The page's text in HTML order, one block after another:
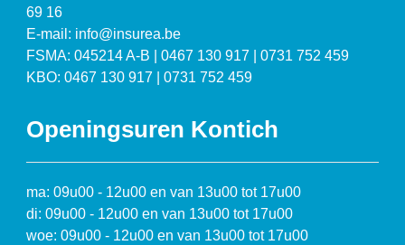
69 16
E-mail: info@insurea.be
FSMA: 045214 A-B | 0467 130 917 | 0731 752 459
KBO: 0467 130 917 | 0731 752 459
Openingsuren Kontich
ma: 09u00 - 12u00 en van 13u00 tot 17u00
di: 09u00 - 12u00 en van 13u00 tot 17u00
woe: 09u00 - 12u00 en van 13u00 tot 17u00